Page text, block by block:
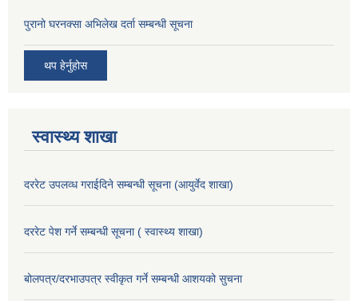
पुरानो घरनक्सा अभिलेख दर्ता सम्बन्धी सूचना
थप हेर्नुहोस
स्वास्थ्य शाखा
दररेट उपलव्ध गराईदिने सम्बन्धी सूचना (आयुर्वेद शाखा)
दररेट पेश गर्ने सम्बन्धी सूचना ( स्वास्थ्य शाखा)
बोलपत्र/दरभाउपत्र स्वीकृत गर्ने सम्बन्धी आशयको सुचना